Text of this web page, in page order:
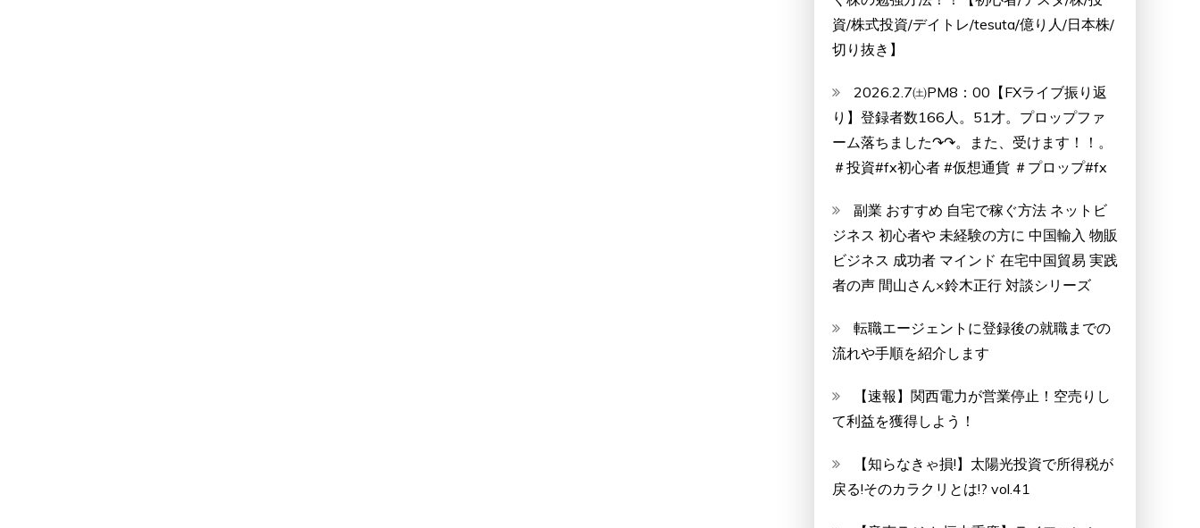
資/株式投資/デイトレ/tesuta/億り人/日本株/
切り抜き】
2026.2.7㈯PM8：00【FXライブ振り返
り】登録者数166人。51才。プロップファ
ーム落ちました↷↷。また、受けます！！。
＃投資#fx初心者 #仮想通貨 ＃プロップ#fx
副業 おすすめ 自宅で稼ぐ方法 ネットビ
ジネス 初心者や 未経験の方に 中国輸入 物販
ビジネス 成功者 マインド 在宅中国貿易 実践
者の声 間山さん×鈴木正行 対談シリーズ
転職エージェントに登録後の就職までの
流れや手順を紹介します
【速報】関西電力が営業停止！空売りし
て利益を獲得しよう！
【知らなきゃ損!】太陽光投資で所得税が
戻る!そのカラクリとは!? vol.41